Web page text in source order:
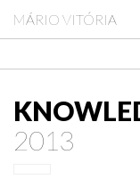
MÁRIO VITÓRIA
2013